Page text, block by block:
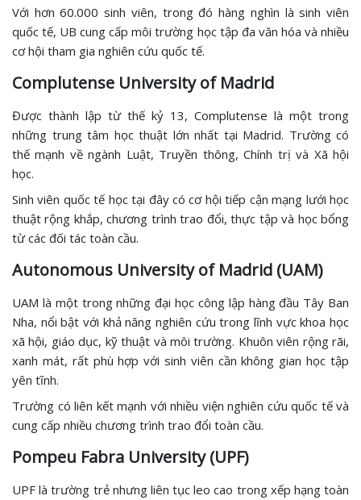
Với hơn 60.000 sinh viên, trong đó hàng nghìn là sinh viên
quốc tế, UB cung cấp môi trường học tập đa văn hóa và nhiều
cơ hội tham gia nghiên cứu quốc tế.
Complutense University of Madrid
Được thành lập từ thế kỷ 13, Complutense là một trong
những trung tâm học thuật lớn nhất tại Madrid. Trường có
thế mạnh về ngành Luật, Truyền thông, Chính trị và Xã hội
học.
Sinh viên quốc tế học tại đây có cơ hội tiếp cận mạng lưới học
thuật rộng khắp, chương trình trao đổi, thực tập và học bổng
từ các đối tác toàn cầu.
Autonomous University of Madrid (UAM)
UAM là một trong những đại học công lập hàng đầu Tây Ban
Nha, nổi bật với khả năng nghiên cứu trong lĩnh vực khoa học
xã hội, giáo dục, kỹ thuật và môi trường. Khuôn viên rộng rãi,
xanh mát, rất phù hợp với sinh viên cần không gian học tập
yên tĩnh.
Trường có liên kết mạnh với nhiều viện nghiên cứu quốc tế và
cung cấp nhiều chương trình trao đổi toàn cầu.
Pompeu Fabra University (UPF)
UPF là trường trẻ nhưng liên tục leo cao trong xếp hạng toàn